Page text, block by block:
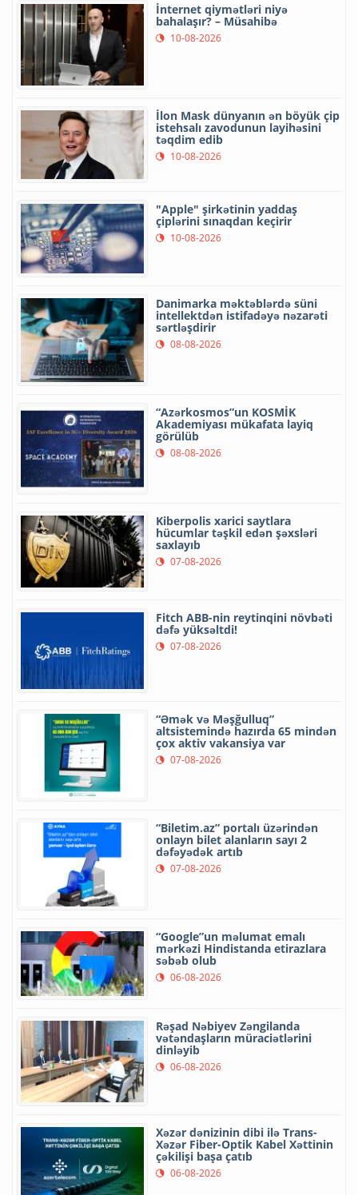
İnternet qiymətləri niyə
bahalaşır? – Müsahibə
10-08-2026
İlon Mask dünyanın ən böyük çip
istehsalı zavodunun layihəsini
təqdim edib
10-08-2026
"Apple" şirkətinin yaddaş
çiplərini sınaqdan keçirir
10-08-2026
Danimarka məktəblərdə süni
intellektdən istifadəyə nəzarəti
sərtləşdirir
08-08-2026
“Azərkosmos”un KOSMİK
Akademiyası mükafata layiq
görülüb
08-08-2026
Kiberpolis xarici saytlara
hücumlar təşkil edən şəxsləri
saxlayıb
07-08-2026
Fitch ABB-nin reytinqini növbəti
dəfə yüksəltdi!
07-08-2026
“Əmək və Məşğulluq”
altsistemində hazırda 65 mindən
çox aktiv vakansiya var
07-08-2026
“Biletim.az” portalı üzərindən
onlayn bilet alanların sayı 2
dəfəyədək artıb
07-08-2026
“Google”un məlumat emalı
mərkəzi Hindistanda etirazlara
səbəb olub
06-08-2026
Rəşad Nəbiyev Zəngilanda
vətəndaşların müraciətlərini
dinləyib
06-08-2026
Xəzər dənizinin dibi ilə Trans-
Xəzər Fiber-Optik Kabel Xəttinin
çəkilişi başa çatıb
06-08-2026